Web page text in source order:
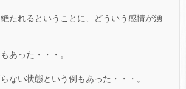
たれるということに、どういう感情が湧
あった・・・。
ない状態という例もあった・・・。